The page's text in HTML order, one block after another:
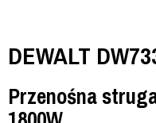
DEWALT
Przenośna